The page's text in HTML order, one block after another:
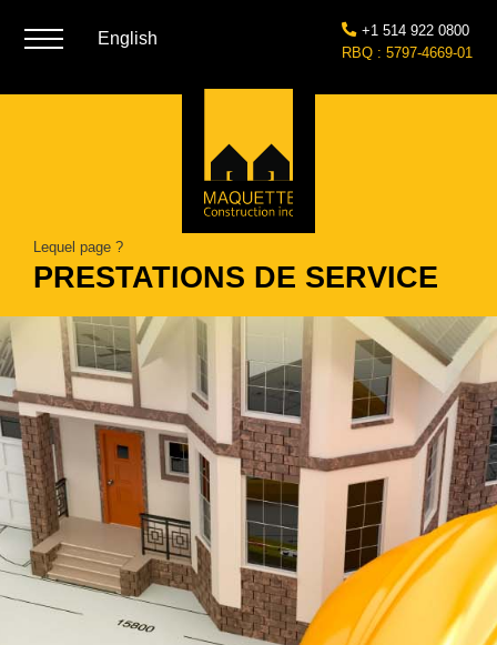
English
+1 514 922 0800
RBQ : 5797-4669-01
Lequel page ?
PRESTATIONS DE SERVICE